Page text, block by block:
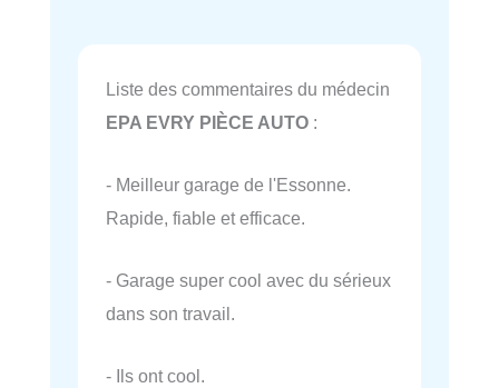
Liste des commentaires du médecin
EPA EVRY PIÈCE AUTO :
- Meilleur garage de l'Essonne.
Rapide, fiable et efficace.
- Garage super cool avec du sérieux
dans son travail.
- Ils ont cool.